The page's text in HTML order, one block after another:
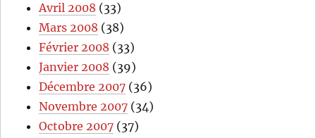
Avril 2008 (33)
Mars 2008 (38)
Février 2008 (33)
Janvier 2008 (39)
Décembre 2007 (36)
Novembre 2007 (34)
Octobre 2007 (37)